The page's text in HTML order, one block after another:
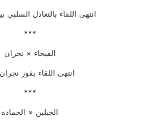
انتهى اللقاء بالتعادل السلبي
***
الفيحاء × نجران
انتهى اللقاء بفوز نجران 3/2
***
الجبلين × الحمادة